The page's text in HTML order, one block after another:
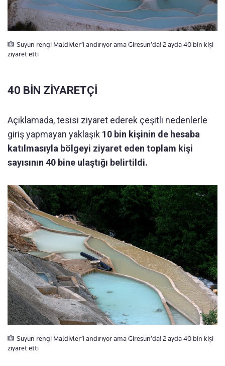
Suyun rengi Maldivler’i andırıyor ama Giresun’da! 2 ayda 40 bin kişi
ziyaret etti
40 BİN ZİYARETÇİ
Açıklamada, tesisi ziyaret ederek çeşitli nedenlerle
giriş yapmayan yaklaşık 10 bin kişinin de hesaba
katılmasıyla bölgeyi ziyaret eden toplam kişi
sayısının 40 bine ulaştığı belirtildi.
Suyun rengi Maldivler’i andırıyor ama Giresun’da! 2 ayda 40 bin kişi
ziyaret etti